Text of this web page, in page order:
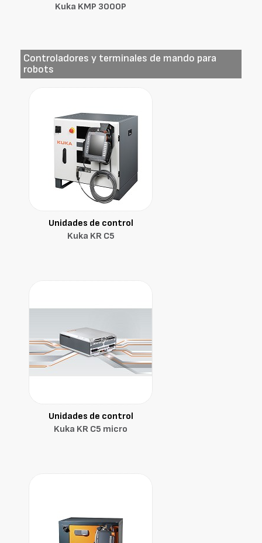
Kuka KMP 3000P
Controladores y terminales de mando para
robots
Unidades de control
Kuka KR C5
Unidades de control
Kuka KR C5 micro